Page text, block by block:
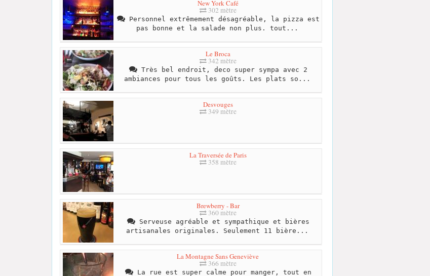
New York Café
302 mètre
Personnel extrêmement désagréable, la pizza est
pas bonne et la salade non plus. tout...
Le Broca
342 mètre
Très bel endroit, deco super sympa avec 2
ambiances pour tous les goûts. Les plats so...
Desvouges
349 mètre
La Traversée de Paris
358 mètre
Brewberry - Bar
360 mètre
Serveuse agréable et sympathique et bières
artisanales originales. Seulement 11 bière...
La Montagne Sans Geneviève
366 mètre
La rue est super calme pour manger, tout en